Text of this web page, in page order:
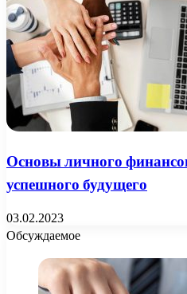
Основы личного
успешного будущего
03.02.2023
Обсуждаемое